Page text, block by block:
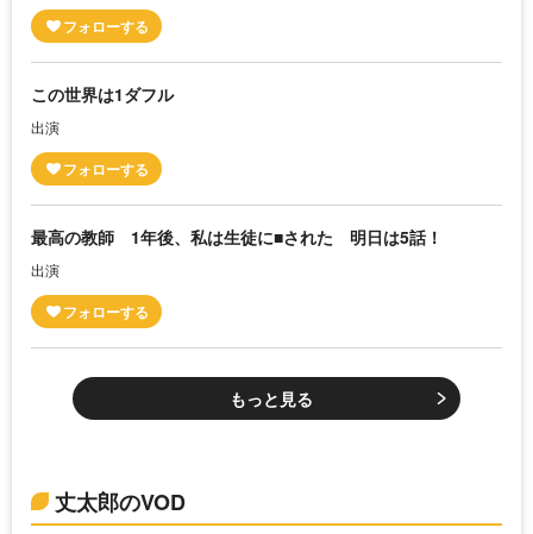
この世界は1ダフル
出演
最高の教師 1年後、私は生徒に■された 明日は5話！
出演
もっと見る
丈太郎のVOD